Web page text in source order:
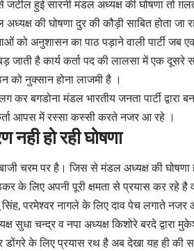
जटील हुईसारनीमंडल अध्यक्ष की घोषणा तो
अध्यक्ष की घोषणा दुर की कौड़ी साबित होता
को अनुशासन का पाठ पड़ाने वाली पार्टी जब
जाती है कार्य कर्ता पद की लालसा में एक दूसरे
नुक्सान होना लाजमी है ।
बगडोना मंडल भारतीय जनता पार्टी द्वारा
आपस में रस्सा कस्सी करते नजर आ रहे ।
हो रही घोषणा
चरम पर है। जिस से मंडल अध्यक्ष की घोषणा
के लिए अपनी पूरी क्षमता से प्रयास कर रहे
परमेश्वर नागले के लिए दाव पेच लगाते नजर
सुधा चन्द्र व नपा अध्यक्ष किशोरे बरदे द्वारा
डोंगरे के लिए प्रयास रथ है अब देखा यह ही की